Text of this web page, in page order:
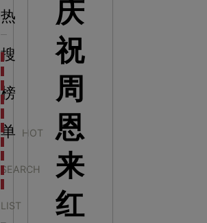
热
搜
榜
单 HOT
SEARCH
LIST
科学梦成功中标公主岭市科技馆新馆项目
科学梦中标中国科学技术馆2022年中国流动科技馆
科学梦中标洛阳市科学技术馆展品采购项目
科学梦中标方城县科技馆展厅升级项目
科学梦中标濮阳县科技馆公共安全体验馆项目
科学梦集团中标广西大学海洋科教馆项目
科学梦集团中标淮师附小科技长廊展项目
科学梦集团中标洪泽湖治理保护展示馆项目
庆
祝
周
恩
来
红